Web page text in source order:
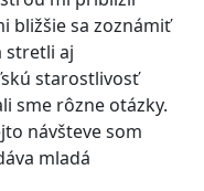
bližšie sa zoznámiť
stretli aj
starostlivosť
sme rôzne otázky.
návšteve som
mladá